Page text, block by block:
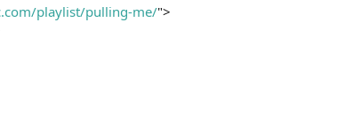
playlist/pulling-me/">